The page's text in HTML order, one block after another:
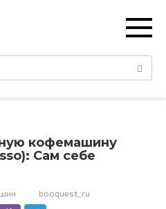
кофемашину
Сам себе
booquest_ru